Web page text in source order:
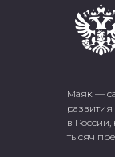
Маяк —
развития
в России,
тысяч